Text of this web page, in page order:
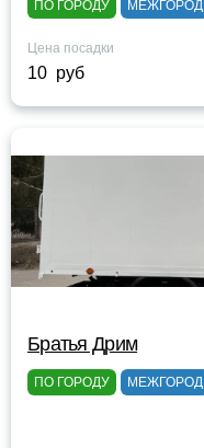
ПО ГОРОДУ МЕЖГОРОД
Цена посадки
10 руб
Братья Дрим
ПО ГОРОДУ МЕЖГОРОД